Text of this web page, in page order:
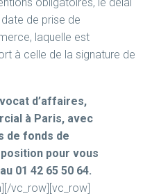
de prise de
laquelle est
à celle de la signature de
d’affaires,
à Paris, avec
de fonds de
pour vous
01 42 65 50 64.
vc_row][vc_row]